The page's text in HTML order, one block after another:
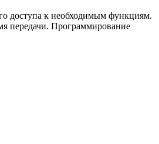
доступа к необходимым функциям.
передачи. Программирование